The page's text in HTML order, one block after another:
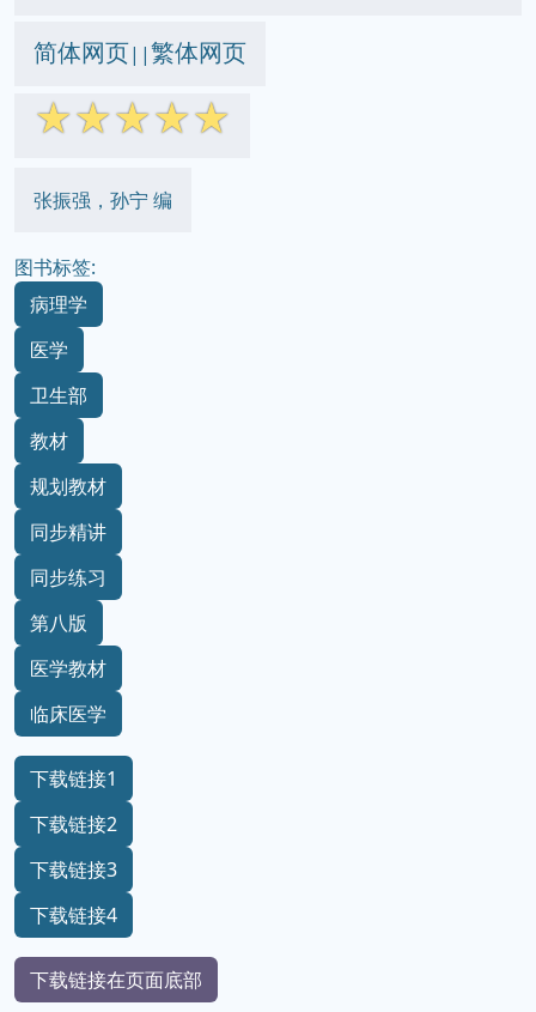
简体网页||繁体网页
☆☆☆☆☆
张振强，孙宁 编
图书标签:
病理学
医学
卫生部
教材
规划教材
同步精讲
同步练习
第八版
医学教材
临床医学
下载链接1
下载链接2
下载链接3
下载链接4
下载链接在页面底部